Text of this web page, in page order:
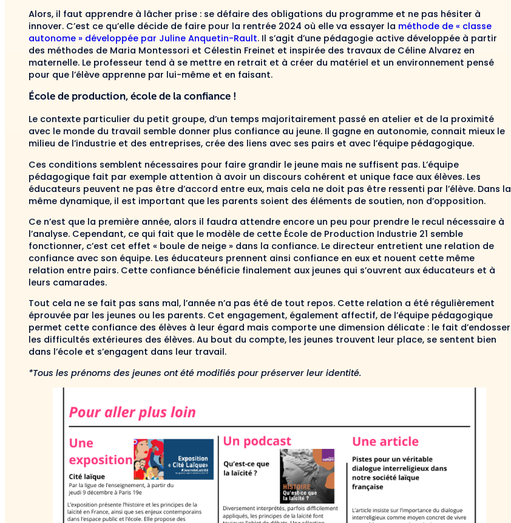
Alors, il faut apprendre à lâcher prise : se défaire des obligations du programme et ne pas hésiter à
innover. C’est ce qu’elle décide de faire pour la rentrée 2024 où elle va essayer la méthode de « classe
autonome » développée par Juline Anquetin-Rault. Il s’agit d’une pédagogie active développée à partir
des méthodes de Maria Montessori et Célestin Freinet et inspirée des travaux de Céline Alvarez en
maternelle. Le professeur tend à se mettre en retrait et à créer du matériel et un environnement pensé
pour que l’élève apprenne par lui-même et en faisant.
École de production, école de la confiance !
Le contexte particulier du petit groupe, d’un temps majoritairement passé en atelier et de la proximité
avec le monde du travail semble donner plus confiance au jeune. Il gagne en autonomie, connait mieux le
milieu de l’industrie et des entreprises, crée des liens avec ses pairs et avec l’équipe pédagogique.
Ces conditions semblent nécessaires pour faire grandir le jeune mais ne suffisent pas. L’équipe
pédagogique fait par exemple attention à avoir un discours cohérent et unique face aux élèves. Les
éducateurs peuvent ne pas être d’accord entre eux, mais cela ne doit pas être ressenti par l’élève. Dans la
même dynamique, il est important que les parents soient des éléments de soutien, non d’opposition.
Ce n’est que la première année, alors il faudra attendre encore un peu pour prendre le recul nécessaire à
l’analyse. Cependant, ce qui fait que le modèle de cette École de Production Industrie 21 semble
fonctionner, c’est cet effet « boule de neige » dans la confiance. Le directeur entretient une relation de
confiance avec son équipe. Les éducateurs prennent ainsi confiance en eux et nouent cette même
relation entre pairs. Cette confiance bénéficie finalement aux jeunes qui s’ouvrent aux éducateurs et à
leurs camarades.
Tout cela ne se fait pas sans mal, l’année n’a pas été de tout repos. Cette relation a été régulièrement
éprouvée par les jeunes ou les parents. Cet engagement, également affectif, de l’équipe pédagogique
permet cette confiance des élèves à leur égard mais comporte une dimension délicate : le fait d’endosser
les difficultés extérieures des élèves. Au bout du compte, les jeunes trouvent leur place, se sentent bien
dans l’école et s’engagent dans leur travail.
*Tous les prénoms des jeunes ont été modifiés pour préserver leur identité.